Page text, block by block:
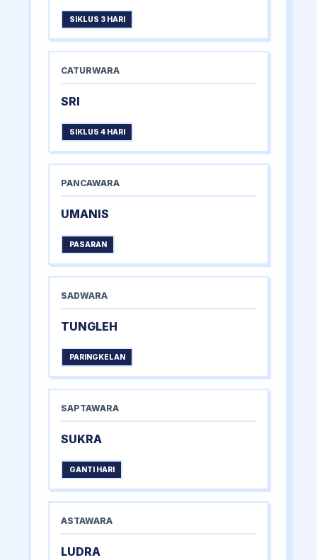
SIKLUS 3 HARI
CATURWARA
SRI
SIKLUS 4 HARI
PANCAWARA
UMANIS
PASARAN
SADWARA
TUNGLEH
PARINGKELAN
SAPTAWARA
SUKRA
GANTI HARI
ASTAWARA
LUDRA